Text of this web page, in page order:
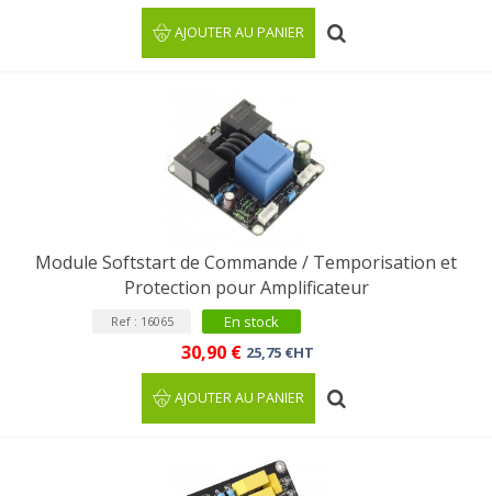
AJOUTER AU PANIER
Module Softstart de Commande / Temporisation et
Protection pour Amplificateur
Ref : 16065 En stock
30,90 € 25,75 €HT
AJOUTER AU PANIER